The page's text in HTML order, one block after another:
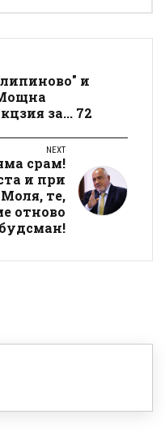
и
за... 72
NEXT
срам!
и при
те,
отново